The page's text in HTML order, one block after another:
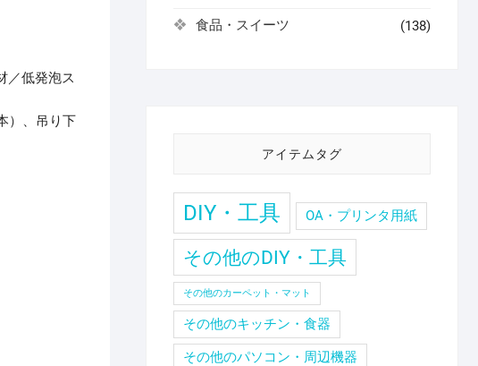
／低発泡ス
）、吊り下
食品・スイーツ (138)
アイテムタグ
DIY・工具 OA・プリンタ用紙
その他のDIY・工具
その他のカーペット・マット
その他のキッチン・食器
その他のパソコン・周辺機器